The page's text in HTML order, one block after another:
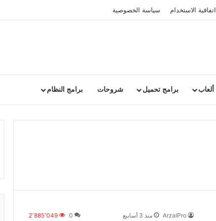
اتفاقية الاستخدام سياسة الخصوصية
ألعاب برامج تحميل شروحات برامج النظام
ArzalPro منذ 3 أسابيع 0 2٬885٬049